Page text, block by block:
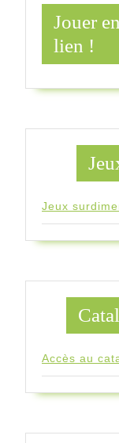
Jouer
lien !
Jeux
Accès au